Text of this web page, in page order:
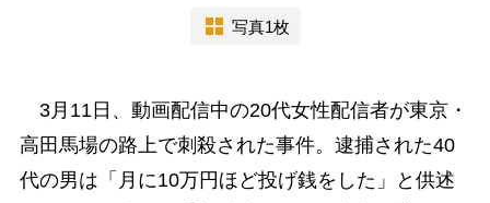
写真1枚
3月11日、動画配信中の20代女性配信者が東京・
高田馬場の路上で刺殺された事件。逮捕された40
代の男は「月に10万円ほど投げ銭をした」と供述